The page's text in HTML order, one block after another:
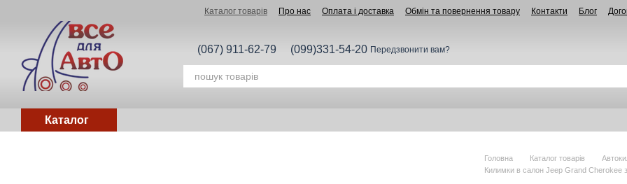
Каталог товарів Про нас Оплата і доставка Обмін та повернення товару Контакти Блог
(067) 911-62-79 (099)331-54-20 Передзвонити вам?
Каталог
Головна Каталог товарів
Килимки в салон Jeep Grand Cherokee